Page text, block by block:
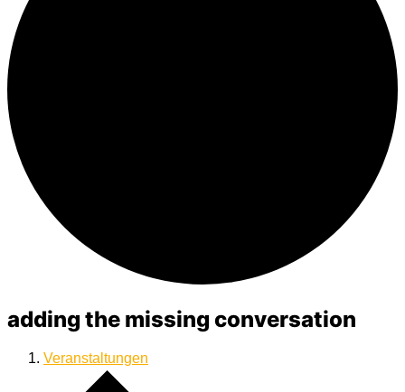
adding the missing conversation
Veranstaltungen